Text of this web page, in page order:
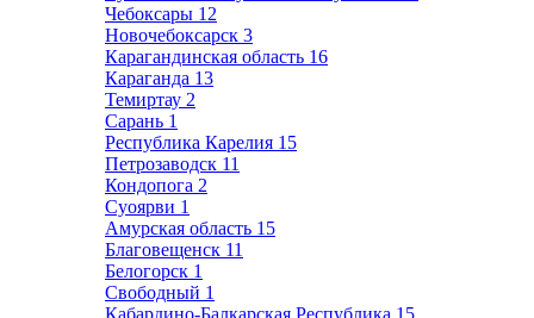
Чебоксары 12
Новочебоксарск 3
Карагандинская область 16
Караганда 13
Темиртау 2
Сарань 1
Республика Карелия 15
Петрозаводск 11
Кондопога 2
Суоярви 1
Амурская область 15
Благовещенск 11
Белогорск 1
Свободный 1
Кабардино-Балкарская Республика 15